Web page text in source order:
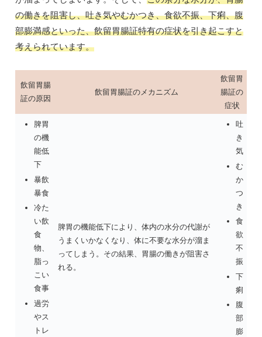
の働きを阻害し、吐き気やむかつき、食欲不振、下痢、腹
部膨満感といった、飲留胃腸証特有の症状を引き起こすと
考えられています。
飲留胃腸
証の原因
飲留胃腸証のメカニズム
飲留胃
腸証の
症状
脾胃
の機
能低
下
暴飲
暴食
冷た
い飲
食
物、
脂っ
こい
食事
過労
やス
トレ
脾胃の機能低下により、体内の水分の代謝が
うまくいかなくなり、体に不要な水分が溜ま
ってしまう。その結果、胃腸の働きが阻害さ
れる。
吐
き
気
む
か
つ
き
食
欲
不
振
下
痢
腹
部
膨